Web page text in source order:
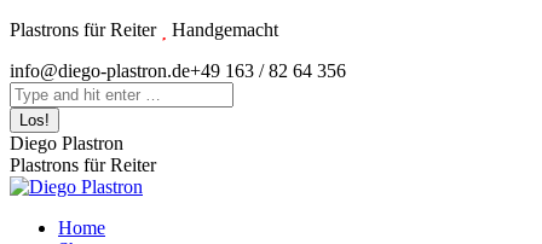
Zum
springen
Plastrons für Reiter
Handgemacht
Instagram
page
opens
in
new
window
info@diego-plastron.de+49 163 / 82 64 356
Search:
Diego Plastron
Plastrons für Reiter
Home